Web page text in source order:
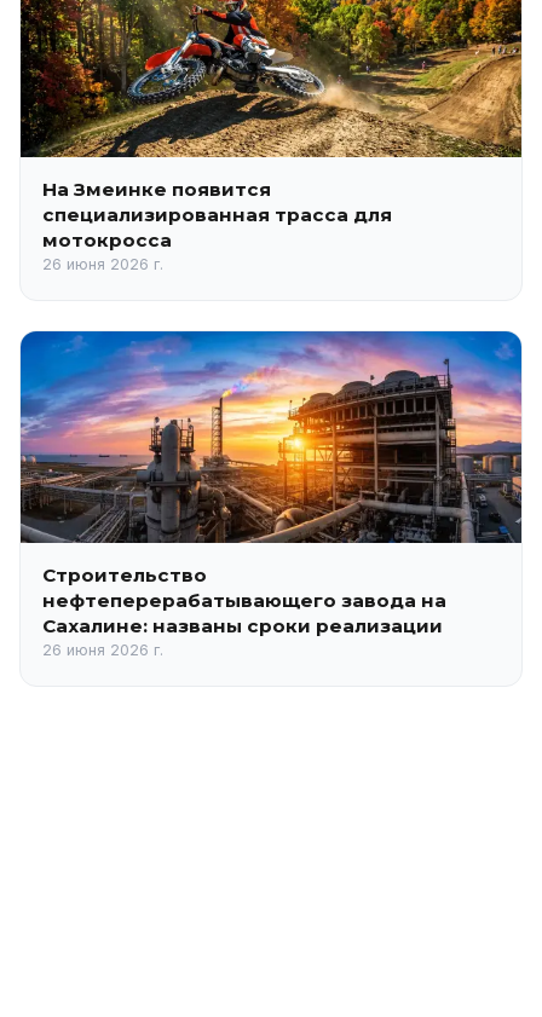
На Змеинке появится
специализированная трасса для
мотокросса
26 июня 2026 г.
Строительство
нефтеперерабатывающего завода на
Сахалине: названы сроки реализации
26 июня 2026 г.